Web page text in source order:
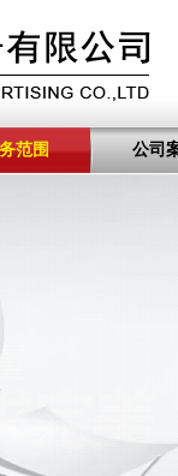
范围 公司